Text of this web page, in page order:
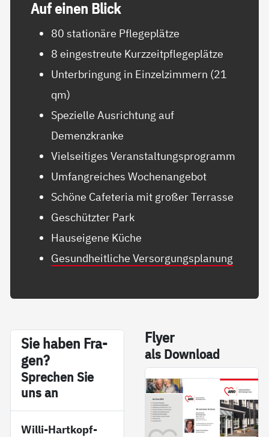
Auf ei­nen Blick
80 stationäre Pflegeplätze
8 eingestreute Kurzzeitpflegeplätze
Unterbringung in Einzelzimmern (21
qm)
Spezielle Ausrichtung auf
Demenzkranke
Vielseitiges Veranstaltungsprogramm
Umfangreiches Wochenangebot
Schöne Cafeteria mit großer Terrasse
Geschützter Park
Hauseigene Küche
Gesundheitliche Versorgungsplanung
Sie ha­ben Fra­
gen?
Sp­re­chen Sie
uns an
Willi-Hartkopf-
Fly­er
als Down­load